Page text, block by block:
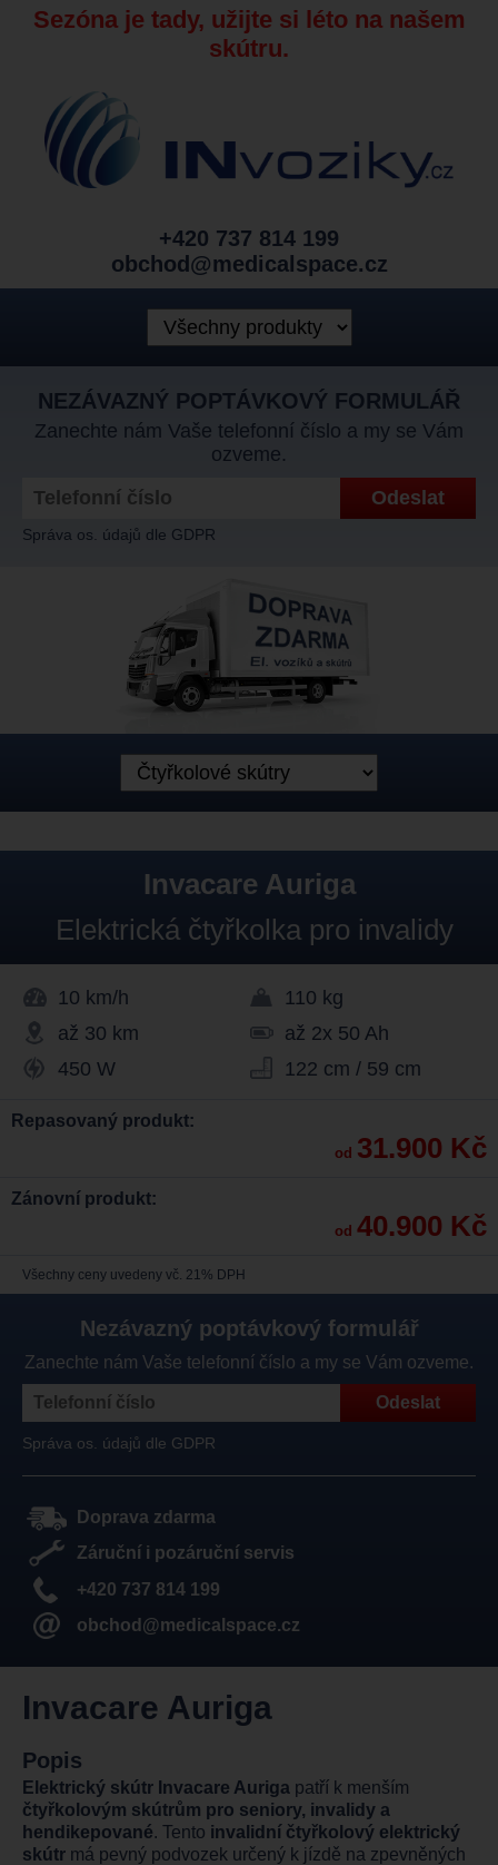
Sezóna je tady, užijte si léto na našem
skútru.
+420 737 814 199
obchod@medicalspace.cz
NEZÁVAZNÝ POPTÁVKOVÝ FORMULÁŘ
Zanechte nám Vaše telefonní číslo a my se Vám
ozveme.
Správa os. údajů dle GDPR
Invacare Auriga
Elektrická čtyřkolka pro invalidy
10 km/h
110 kg
až 30 km
až 2x 50 Ah
450 W
122 cm / 59 cm
Repasovaný produkt:
od 31.900 Kč
Zánovní produkt:
od 40.900 Kč
Všechny ceny uvedeny vč. 21% DPH
Nezávazný poptávkový formulář
Zanechte nám Vaše telefonní číslo a my se Vám ozveme.
Správa os. údajů dle GDPR
Doprava zdarma
Záruční i pozáruční servis
+420 737 814 199
obchod@medicalspace.cz
Invacare Auriga
Popis
Elektrický skútr Invacare Auriga patří k menším
čtyřkolovým skútrům pro seniory, invalidy a
hendikepované. Tento invalidní čtyřkolový elektrický
skútr má pevný podvozek určený k jízdě na zpevněných